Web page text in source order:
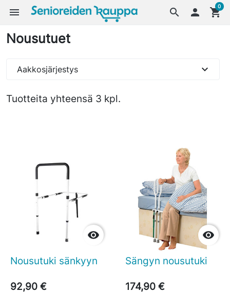
search
menu  shopping_cart
0
Nousutuet
Tuotteita yhteensä 3 kpl.
Aakkosjärjestys expand_more

Nousutuki sänkyyn
92,90 €

Sängyn nousutuki
174,90 €